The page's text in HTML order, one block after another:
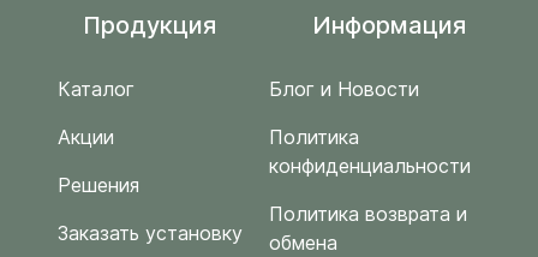
Продукция
Каталог
Акции
Решения
Заказать установку
Информация
Блог и Новости
Политика
конфиденциальности
Политика возврата и
обмена